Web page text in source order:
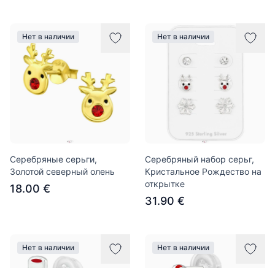
Нет в наличии
Серебряные серьги,
Золотой северный олень
18.00 €
Нет в наличии
Серебряный набор серьг,
Кристальное Рождество на
открытке
31.90 €
Нет в наличии Нет в наличии